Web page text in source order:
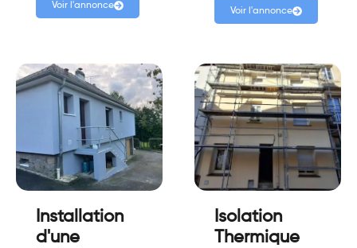
Voir l'annonce
Voir l'annonce
Installation
d'une
Isolation
Thermique